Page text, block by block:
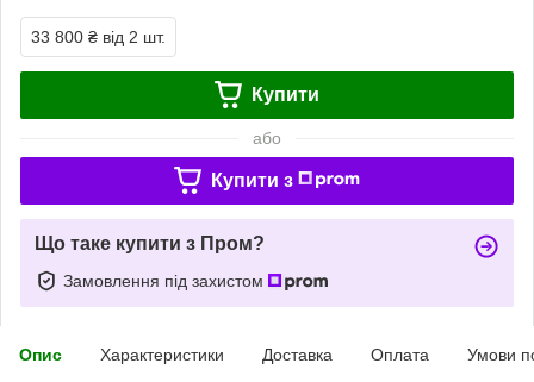
33 800 ₴ від 2 шт.
Купити
або
Купити з
Що таке купити з Пром?
Замовлення під захистом
Опис Характеристики Доставка Оплата Умови